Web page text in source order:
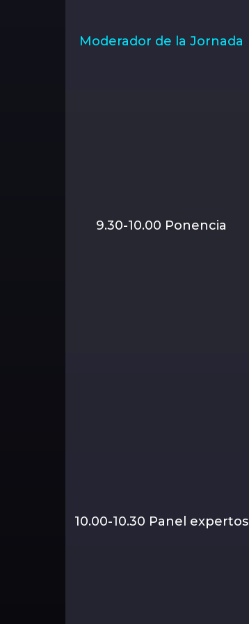
Moderador de la Jornada
9.30-10.00 Ponencia
10.00-10.30 Panel expertos